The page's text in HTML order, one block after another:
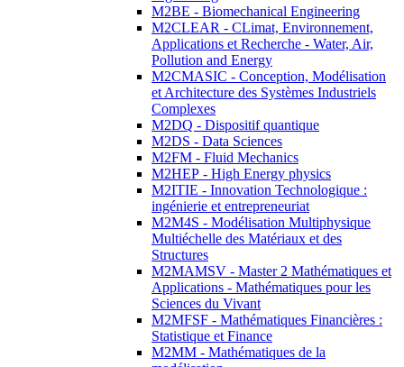
M2BE - Biomechanical Engineering
M2CLEAR - CLimat, Environnement,
Applications et Recherche - Water, Air,
Pollution and Energy
M2CMASIC - Conception, Modélisation
et Architecture des Systèmes Industriels
Complexes
M2DQ - Dispositif quantique
M2DS - Data Sciences
M2FM - Fluid Mechanics
M2HEP - High Energy physics
M2ITIE - Innovation Technologique :
ingénierie et entrepreneuriat
M2M4S - Modélisation Multiphysique
Multiéchelle des Matériaux et des
Structures
M2MAMSV - Master 2 Mathématiques et
Applications - Mathématiques pour les
Sciences du Vivant
M2MFSF - Mathématiques Financières :
Statistique et Finance
M2MM - Mathématiques de la